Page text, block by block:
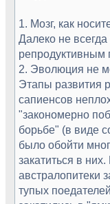
1. Мозг, как
Далеко не
2. Эволюция не
Этапы развития
сапиенсов
"закономерно
борьбе" (в виде
было обойти
закатиться в
австралопитеки
тупых